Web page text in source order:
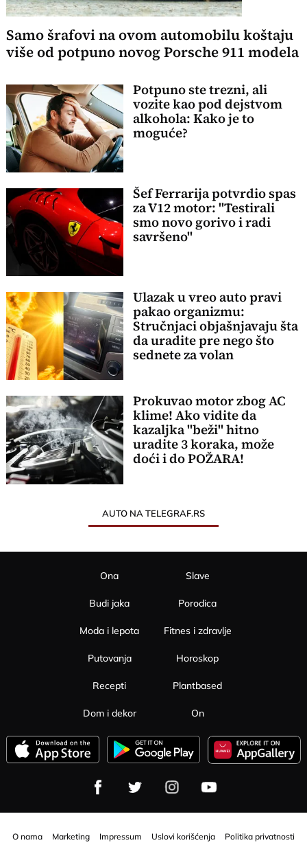
Samo šrafovi na ovom automobilu koštaju
više od potpuno novog Porsche 911 modela
Potpuno ste trezni, ali
vozite kao pod dejstvom
alkohola: Kako je to
moguće?
Šef Ferrarija potvrdio spas
za V12 motor: "Testirali
smo novo gorivo i radi
savršeno"
Ulazak u vreo auto pravi
pakao organizmu:
Stručnjaci objašnjavaju šta
da uradite pre nego što
sednete za volan
Prokuvao motor zbog AC
klime! Ako vidite da
kazaljka "beži" hitno
uradite 3 koraka, može
doći i do POŽARA!
AUTO NA TELEGRAF.RS
Ona
Budi jaka
Moda i lepota
Slave
Porodica
Fitnes i zdravlje
Putovanja
Recepti
Dom i dekor
Horoskop
Plantbased
On
O nama Marketing Impressum Uslovi korišćenja Politika privatnosti